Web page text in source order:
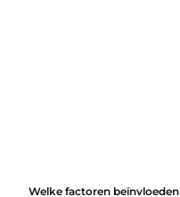
Welke factoren